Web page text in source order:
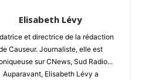
Elisabeth Lévy
et directrice de la rédaction
Causeur. Journaliste, elle est
sur CNews, Sud Radio...
Auparavant, Elisabeth Lévy a